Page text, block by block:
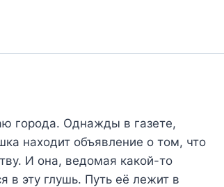
города. Однажды в газете,
находит объявление о том, что
И она, ведомая какой-то
в эту глушь. Путь её лежит в